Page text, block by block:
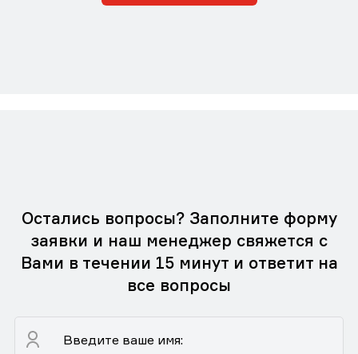
Остались вопросы? Заполните форму
заявки и наш менеджер свяжется с
Вами в течении 15 минут и ответит на
все вопросы